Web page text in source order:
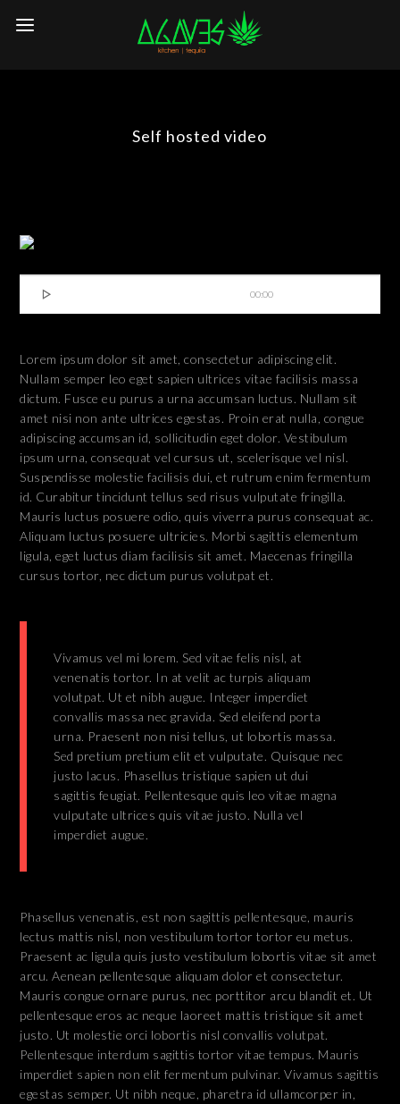
Self hosted video
 00:00
Lorem ipsum dolor sit amet, consectetur adipiscing elit.
Nullam semper leo eget sapien ultrices vitae facilisis massa
dictum. Fusce eu purus a urna accumsan luctus. Nullam sit
amet nisi non ante ultrices egestas. Proin erat nulla, congue
adipiscing accumsan id, sollicitudin eget dolor. Vestibulum
ipsum urna, consequat vel cursus ut, scelerisque vel nisl.
Suspendisse molestie facilisis dui, et rutrum enim fermentum
id. Curabitur tincidunt tellus sed risus vulputate fringilla.
Mauris luctus posuere odio, quis viverra purus consequat ac.
Aliquam luctus posuere ultricies. Morbi sagittis elementum
ligula, eget luctus diam facilisis sit amet. Maecenas fringilla
cursus tortor, nec dictum purus volutpat et.
Vivamus vel mi lorem. Sed vitae felis nisl, at
venenatis tortor. In at velit ac turpis aliquam
volutpat. Ut et nibh augue. Integer imperdiet
convallis massa nec gravida. Sed eleifend porta
urna. Praesent non nisi tellus, ut lobortis massa.
Sed pretium pretium elit et vulputate. Quisque nec
justo lacus. Phasellus tristique sapien ut dui
sagittis feugiat. Pellentesque quis leo vitae magna
vulputate ultrices quis vitae justo. Nulla vel
imperdiet augue.
Phasellus venenatis, est non sagittis pellentesque, mauris
lectus mattis nisl, non vestibulum tortor tortor eu metus.
Praesent ac ligula quis justo vestibulum lobortis vitae sit amet
arcu. Aenean pellentesque aliquam dolor et consectetur.
Mauris congue ornare purus, nec porttitor arcu blandit et. Ut
pellentesque eros ac neque laoreet mattis tristique sit amet
justo. Ut molestie orci lobortis nisl convallis volutpat.
Pellentesque interdum sagittis tortor vitae tempus. Mauris
imperdiet sapien non elit fermentum pulvinar. Vivamus sagittis
egestas semper. Ut nibh neque, pharetra id ullamcorper in,